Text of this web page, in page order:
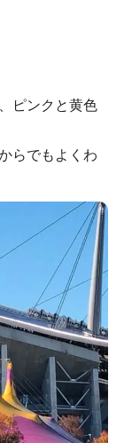
ピンクと黄色
らでもよくわ